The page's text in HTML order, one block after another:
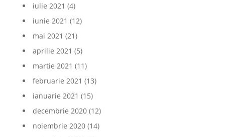
iulie 2021 (4)
iunie 2021 (12)
mai 2021 (21)
aprilie 2021 (5)
martie 2021 (11)
februarie 2021 (13)
ianuarie 2021 (15)
decembrie 2020(12)
noiembrie 2020(14)